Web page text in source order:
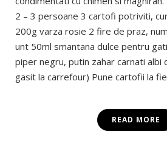
2 – 3 persoane 3 cartofi potriviti,
200g varza rosie 2 fire de praz,
unt 50ml smantana dulce pentru
piper negru, putin zahar carnati albi
gasit la carrefour) Pune cartofii la
READ MORE